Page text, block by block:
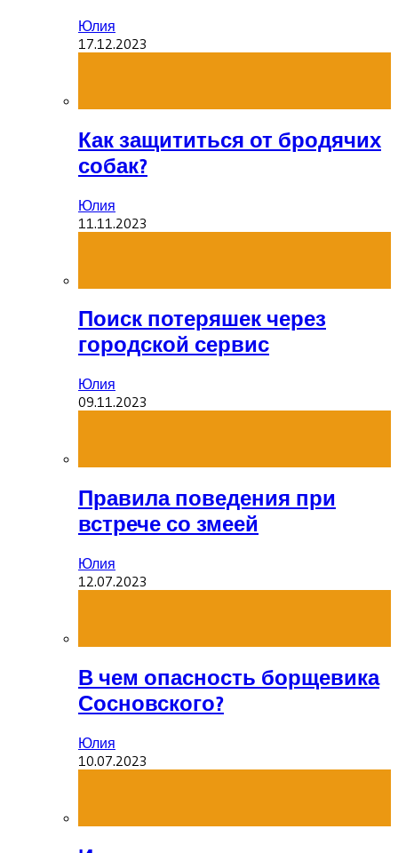
Юлия
17.12.2023
Как защититься от бродячих
собак?
Юлия
11.11.2023
Поиск потеряшек через
городской сервис
Юлия
09.11.2023
Правила поведения при
встрече со змеей
Юлия
12.07.2023
В чем опасность борщевика
Сосновского?
Юлия
10.07.2023